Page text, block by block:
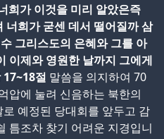
희가 이것을 미리 알았은즉
너희가 굳센 데서 떨어질까 삼
그리스도의 은혜와 그를 아
이제와 영원한 날까지 그에게
17~18절 말씀을 의지하여 70
압에 눌려 신음하는 북한의
예정된 당대회를 앞두고 감
틈조차 찾기 어려운 지경입니